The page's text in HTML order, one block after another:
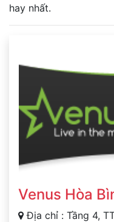
hay nhất.
Venus Hòa
Địa chỉ : Tầng 4,